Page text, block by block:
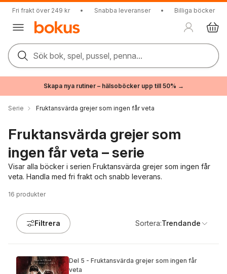
Fri frakt över 249 kr • Snabba leveranser • Billiga böcker
Sök bok, spel, pussel, penna...
Skapa nya rutiner – hälsoböcker upp till 50% →
Serie Fruktansvärda grejer som ingen får veta
Fruktansvärda grejer som
ingen får veta – serie
Visar alla böcker i serien Fruktansvärda grejer som ingen får
veta. Handla med fri frakt och snabb leverans.
16 produkter
Filtrera Sortera:Trendande
Del 5 - Fruktansvärda grejer som ingen får
veta